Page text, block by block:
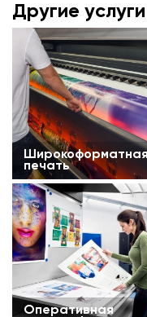
Другие услуги
Широкоформатная
печать
Оперативная